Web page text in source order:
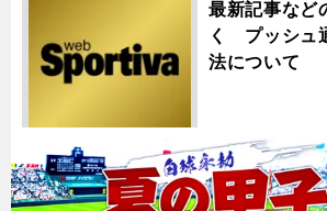
最新記事など
く プッシュ
法について